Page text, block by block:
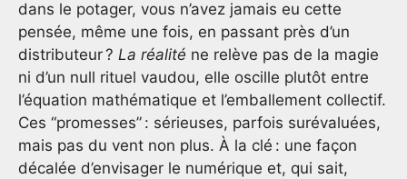
dans le potager, vous n’avez jamais eu cette
pensée, même une fois, en passant près d’un
distributeur ? La réalité ne relève pas de la magie
ni d’un null rituel vaudou, elle oscille plutôt entre
l’équation mathématique et l’emballement collectif.
Ces “promesses” : sérieuses, parfois surévaluées,
mais pas du vent non plus. À la clé : une façon
décalée d’envisager le numérique et, qui sait,